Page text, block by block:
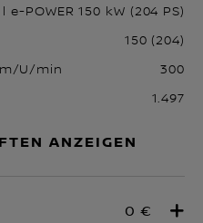
l e-POWER 150 kW (204 PS)
150 (204)
U/min
300
1.497
anzeigen
0 €